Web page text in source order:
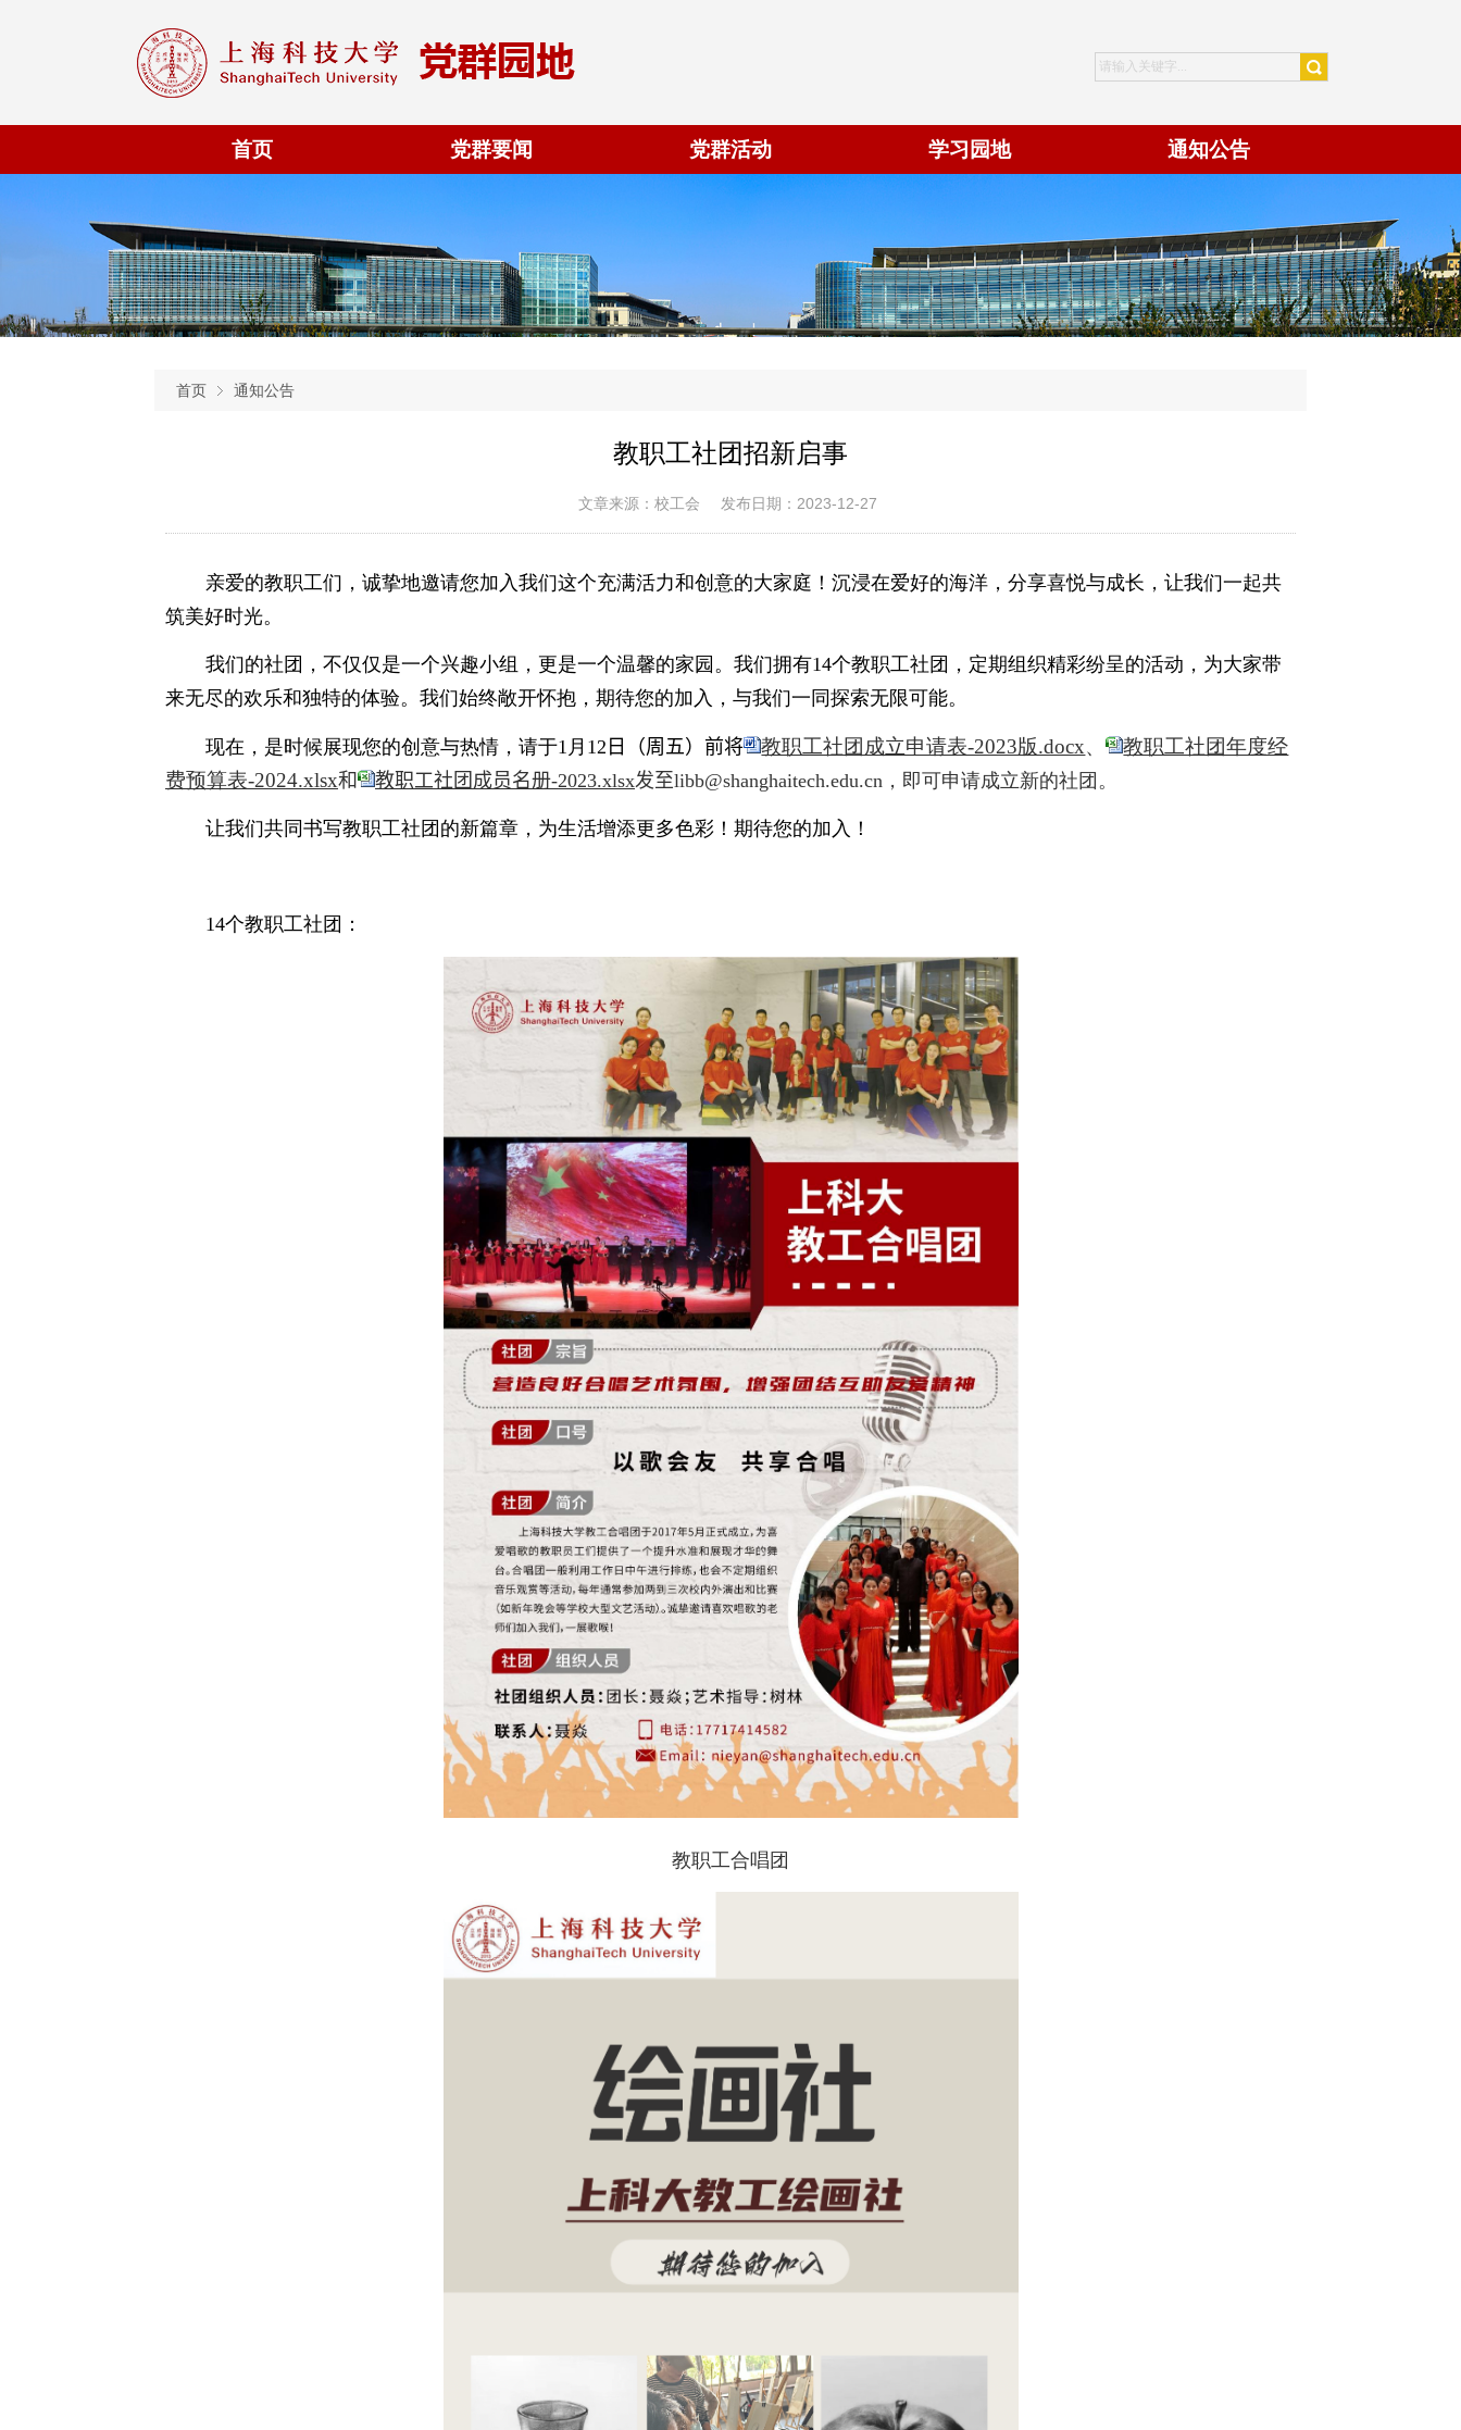
首页 党群要闻 党群活动 学习园地 通知公告
首页 通知公告
教职工社团招新启事
文章来源：校工会 发布日期：2023-12-27
亲爱的教职工们，诚挚地邀请您加入我们这个充满活力和创意的大家庭！沉浸在爱好的海洋，分享喜悦与成长，让我们一起共
筑美好时光。
我们的社团，不仅仅是一个兴趣小组，更是一个温馨的家园。我们拥有14个教职工社团，定期组织精彩纷呈的活动，为大家带
来无尽的欢乐和独特的体验。我们始终敞开怀抱，期待您的加入，与我们一同探索无限可能。
现在，是时候展现您的创意与热情，请于1 月 12 日（周五）前将 教职工社团成立申请表-2023版.docx、
教职工社团年度经
费预算表-2024.xlsx和 教职工社团成员名册-2023.xlsx发至libb@shanghaitech.edu.cn ，即可申请成立新的社团。
让我们共同书写教职工社团的新篇章，为生活增添更多色彩！期待您的加入！
14个教职工社团：
教职工合唱团